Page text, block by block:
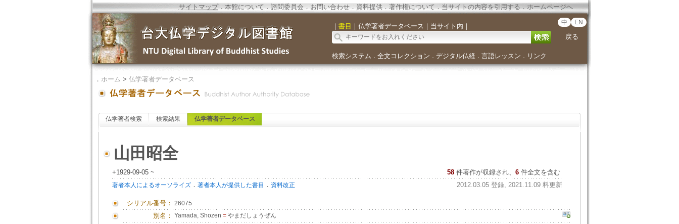
サイトマップ．本館について．諮問委員会． お問い合わせ． 資料提供．著作権について．当サイトの内容を引用する．ホームページへ
｜ 書目 ｜ 仏学著者データベース ｜ 当サイト内 ｜ 中 EN
戻る
検索システム ． 全文コレクション ． デジタル仏経． 言語レッスン ． リンク
． ホーム > 仏学著者データベース
仏学著者検索 検索結果 仏学著者データベース
山田昭全
+1929-09-05 ~ 58 件著作が収録され、 6件全文を含む
著者本人によるオーソライズ． 著者本人が提供した書目 ． 資料改正 2012.03.05 登録, 2021.11.09 料更新
シリアル番号： 26075
別名： Yamada, Shozen =やまだしょうぜん